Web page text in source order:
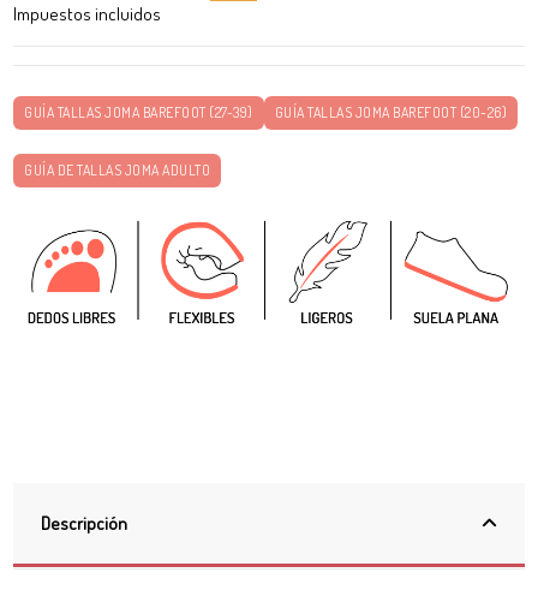
Impuestos incluidos
GUÍA TALLAS JOMA BAREFOOT (27-39) GUÍA TALLAS JOMA BAREFOOT (20-26)
GUÍA DE TALLAS JOMA ADULTO
Descripción